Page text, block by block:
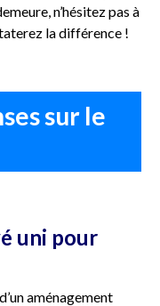
n’hésitez pas à
la différence !
sur le
uni pour
aménagement